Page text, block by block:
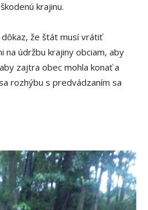
krajinu.
že štát musí vrátiť
na údržbu krajiny obciam, aby
zajtra obec mohla konať a
rozhýbu s predvádzaním sa